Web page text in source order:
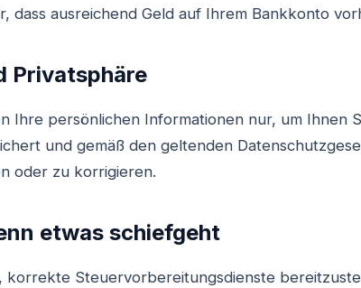
dass ausreichend Geld auf Ihrem Bankkonto
Privatsphäre
Ihre persönlichen Informationen nur, um Ihnen
und gemäß den geltenden
oder zu korrigieren.
etwas schiefgeht
korrekte Steuervorbereitungsdienste